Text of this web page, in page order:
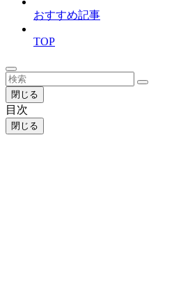
おすすめ記事
TOP
閉じる
目次
閉じる